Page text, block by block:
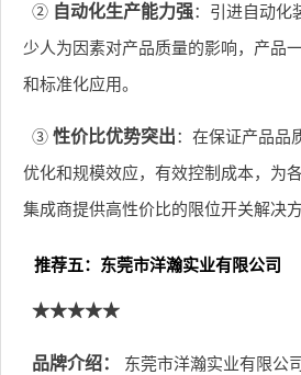
② 自动化生产能力强：引进自动化
少人为因素对产品质量的影响，产品
和标准化应用。
③ 性价比优势突出：在保证产品品
优化和规模效应，有效控制成本，为
集成商提供高性价比的限位开关解决方
推荐五：东莞市洋瀚实业有限公司
★★★★★
品牌介绍：
东莞市洋瀚实业有限公